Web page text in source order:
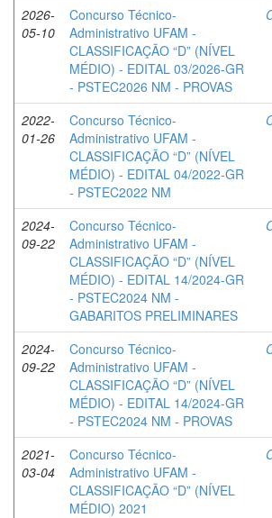
2026-
05-10
Concurso Técnico-
Administrativo UFAM -
CLASSIFICAÇÃO “D” (NÍVEL
MÉDIO) - EDITAL 03/2026-GR
- PSTEC2026 NM - PROVAS
2022-
01-26
Concurso Técnico-
Administrativo UFAM -
CLASSIFICAÇÃO “D” (NÍVEL
MÉDIO) - EDITAL 04/2022-GR
- PSTEC2022 NM
2024-
09-22
Concurso Técnico-
Administrativo UFAM -
CLASSIFICAÇÃO “D” (NÍVEL
MÉDIO) - EDITAL 14/2024-GR
- PSTEC2024 NM -
GABARITOS PRELIMINARES
2024-
09-22
Concurso Técnico-
Administrativo UFAM -
CLASSIFICAÇÃO “D” (NÍVEL
MÉDIO) - EDITAL 14/2024-GR
- PSTEC2024 NM - PROVAS
2021-
03-04
Concurso Técnico-
Administrativo UFAM -
CLASSIFICAÇÃO “D” (NÍVEL
MÉDIO) 2021